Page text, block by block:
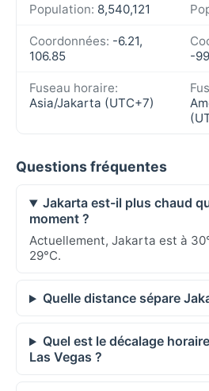
Population: 8,540,121
Coordonnées: -6.21,
106.85
-
Fuseau horaire:
Asia/Jakarta (UTC+7)
Questions fréquentes
Jakarta est-il plus chaud
moment ?
Actuellement, Jakarta est à
29°C.
Quelle distance sépare
Quel est le décalage
Las Vegas ?